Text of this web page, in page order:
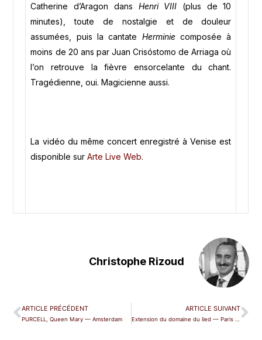
Catherine d’Aragon dans Henri VIII (plus de 10
minutes), toute de nostalgie et de douleur
assumées, puis la cantate Herminiecomposée à
moins de 20 ans par Juan Crisóstomo de Arriaga où
l’on retrouve la fièvre ensorcelante du chant.
Tragédienne, oui. Magicienne aussi.
La vidéo du même concert enregistré à Venise est
disponible surArte Live Web.
Christophe Rizoud
ARTICLE PRÉCÉDENT
PURCELL, Queen Mary — Amsterdam
ARTICLE SUIVANT